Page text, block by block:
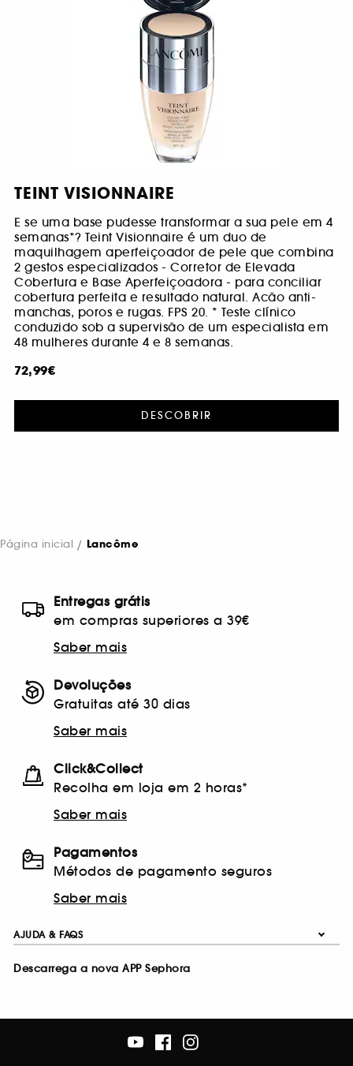
TEINT VISIONNAIRE
E se uma base pudesse transformar a sua pele em 4
semanas*? Teint Visionnaire é um duo de
maquilhagem aperfeiçoador de pele que combina
2 gestos especializados - Corretor de Elevada
Cobertura e Base Aperfeiçoadora - para conciliar
cobertura perfeita e resultado natural. Acão anti-
manchas, poros e rugas. FPS 20. * Teste clínico
conduzido sob a supervisão de um especialista em
48 mulheres durante 4 e 8 semanas.
72,99€
DESCOBRIR
Página inicial Lancôme
Entregas grátis
em compras superiores a 39€
Saber mais
Devoluções
Gratuitas até 30 dias
Saber mais
Click&Collect
Recolha em loja em 2 horas*
Saber mais
Pagamentos
Métodos de pagamento seguros
Saber mais
AJUDA & FAQS
Descarrega a nova APP Sephora